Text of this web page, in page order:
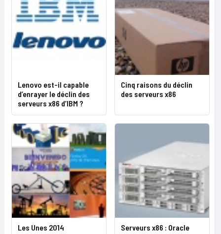
Lenovo est-il capable
d’enrayer le déclin des
serveurs x86 d’IBM ?
Cinq raisons du déclin
des serveurs x86
Les Unes 2014
Serveurs x86 : Oracle